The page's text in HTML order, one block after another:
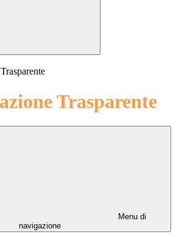
Trasparente
Menu di
navigazione